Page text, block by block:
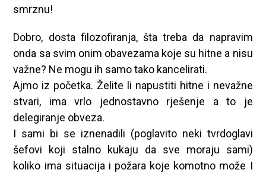
smrznu!
Dobro, dosta filozofiranja, šta treba da napravim
onda sa svim onim obavezama koje su hitne a nisu
važne? Ne mogu ih samo tako kancelirati.
Ajmo iz početka. Želite li napustiti hitne i nevažne
stvari, ima vrlo jednostavno rješenje a to je
delegiranje obveza.
I sami bi se iznenadili (poglavito neki tvrdoglavi
šefovi koji stalno kukaju da sve moraju sami)
koliko ima situacija i požara koje komotno može I